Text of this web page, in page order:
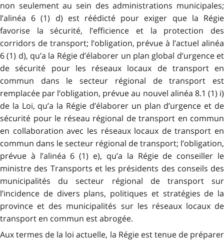
non seulement au sein des administrations municipales;
l’alinéa 6 (1) d) est réédicté pour exiger que la Régie
favorise la sécurité, l’efficience et la protection des
corridors de transport; l’obligation, prévue à l’actuel alinéa
6 (1) d), qu’a la Régie d’élaborer un plan global d’urgence et
de sécurité pour les réseaux locaux de transport en
commun dans le secteur régional de transport est
remplacée par l’obligation, prévue au nouvel alinéa 8.1 (1) i)
de la Loi, qu’a la Régie d’élaborer un plan d’urgence et de
sécurité pour le réseau régional de transport en commun
en collaboration avec les réseaux locaux de transport en
commun dans le secteur régional de transport; l’obligation,
prévue à l’alinéa 6 (1) e), qu’a la Régie de conseiller le
ministre des Transports et les présidents des conseils des
municipalités du secteur régional de transport sur
l’incidence de divers plans, politiques et stratégies de la
province et des municipalités sur les réseaux locaux de
transport en commun est abrogée.
Aux termes de la loi actuelle, la Régie est tenue de préparer